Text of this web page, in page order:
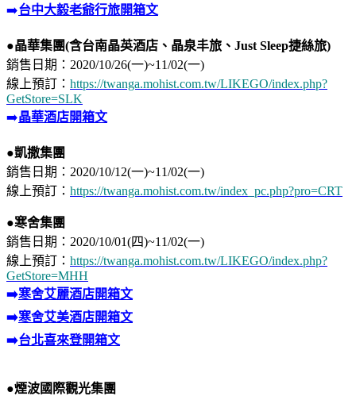
➡️台中大毅老爺行旅開箱文
●晶華集團(含台南晶英酒店、晶泉丰旅、Just Sleep捷絲旅)
銷售日期：2020/10/26(一)~11/02(一)⁣
線上預訂： https://twanga.mohist.com.tw/LIKEGO/index.php?
GetStore=SLK
➡️晶華酒店開箱文
●凱撒集團
銷售日期：2020/10/12(一)~11/02(一)​
​線上預訂： https://twanga.mohist.com.tw/index_pc.php?pro=CRT​
●寒舍集團
銷售日期：2020/10/01(四)~11/02(一)⁣
​線上預訂： https://twanga.mohist.com.tw/LIKEGO/index.php?
GetStore=MHH
➡️寒舍艾麗酒店開箱文
➡️寒舍艾美酒店開箱文
➡️台北喜來登開箱文
●煙波國際觀光集團